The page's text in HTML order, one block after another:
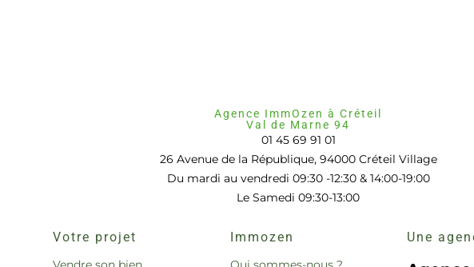
Agence ImmOzen à Créteil
Val de Marne 94
01 45 69 91 01
26 Avenue de la République, 94000 Créteil Village
Du mardi au vendredi 09:30 -12:30 & 14:00-19:00
Le Samedi 09:30-13:00
Votre projet Immozen Une